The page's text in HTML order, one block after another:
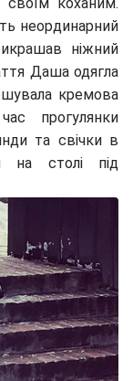
неординарний
ніжний
Даша одягла
кремова
прогулянки
та свічки в
на столі під